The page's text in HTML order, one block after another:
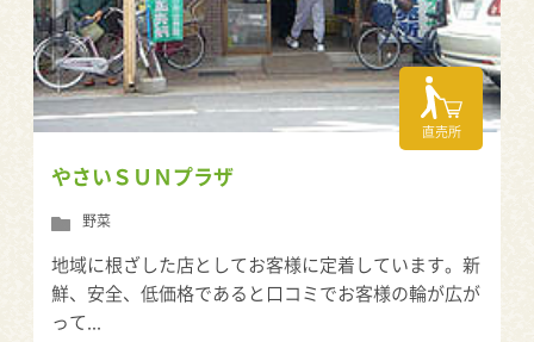
直売所
やさいＳＵＮプラザ
野菜
地域に根ざした店としてお客様に定着しています。新
鮮、安全、低価格であると口コミでお客様の輪が広が
って...